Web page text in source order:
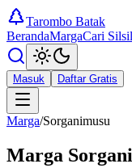
Tarombo Batak
BerandaMargaCari
Masuk Daftar Gratis
Marga/Sorganimusu
Marga